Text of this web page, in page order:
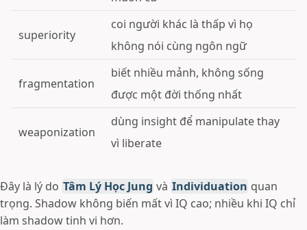
superiority
coi người khác là thấp vì họ
không nói cùng ngôn ngữ
fragmentation
biết nhiều mảnh, không sống
được một đời thống nhất
weaponization
dùng insight để manipulate thay
vì liberate
Đây là lý do Tâm Lý Học Jung và Individuation quan
trọng. Shadow không biến mất vì IQ cao; nhiều khi IQ chỉ
làm shadow tinh vi hơn.